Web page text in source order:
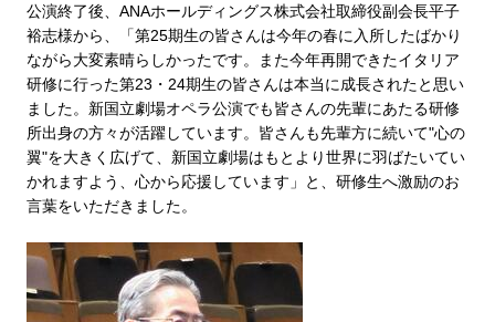
公演終了後、ANAホールディングス株式会社取締役副会長平子
裕志様から、「第25期生の皆さんは今年の春に入所したばかり
ながら大変素晴らしかったです。また今年再開できたイタリア
研修に行った第23・24期生の皆さんは本当に成長されたと思い
ました。新国立劇場オペラ公演でも皆さんの先輩にあたる研修
所出身の方々が活躍しています。皆さんも先輩方に続いて"心の
翼"を大きく広げて、新国立劇場はもとより世界に羽ばたいてい
かれますよう、心から応援しています」と、研修生へ激励のお
言葉をいただきました。